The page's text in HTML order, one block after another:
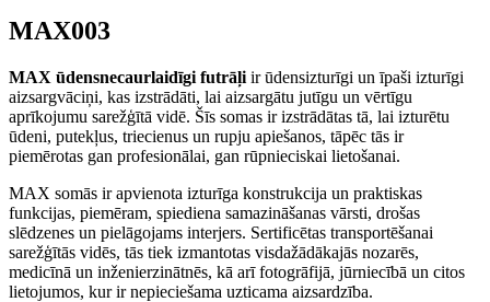
MAX003
MAX ūdensnecaurlaidīgi futrāļi ir ūdensizturīgi un īpaši izturīgi
aizsargvāciņi, kas izstrādāti, lai aizsargātu jutīgu un vērtīgu
aprīkojumu sarežģītā vidē. Šīs somas ir izstrādātas tā, lai izturētu
ūdeni, putekļus, triecienus un rupju apiešanos, tāpēc tās ir
piemērotas gan profesionālai, gan rūpnieciskai lietošanai.
MAX somās ir apvienota izturīga konstrukcija un praktiskas
funkcijas, piemēram, spiediena samazināšanas vārsti, drošas
slēdzenes un pielāgojams interjers. Sertificētas transportēšanai
sarežģītās vidēs, tās tiek izmantotas visdažādākajās nozarēs,
medicīnā un inženierzinātnēs, kā arī fotogrāfijā, jūrniecībā un citos
lietojumos, kur ir nepieciešama uzticama aizsardzība.